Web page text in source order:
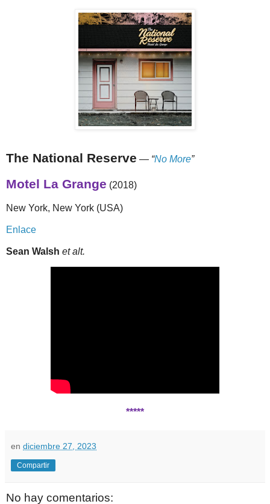
The National Reserve — “No More”
Motel La Grange (2018)
New York, New York (USA)
Enlace
Sean Walsh et alt.
*****
en diciembre 27, 2023
Compartir
No hay comentarios: